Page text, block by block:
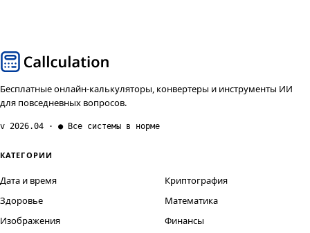
Бесплатные онлайн-калькуляторы, конвертеры и инструменты ИИ
для повседневных вопросов.
v 2026.04 · ● Все системы в норме
КАТЕГОРИИ
Дата и время
Здоровье
Изображения
Криптография
Математика
Финансы